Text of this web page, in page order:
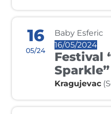
16
05/24
Baby Esferic
16/05/2024
Festival
Sparkle”
Kragujevac